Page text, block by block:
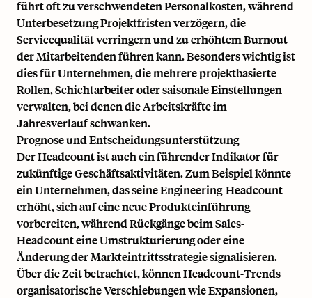
führt oft zu verschwendeten Personalkosten, während
Unterbesetzung Projektfristen verzögern, die
Servicequalität verringern und zu erhöhtemBurnout
der Mitarbeitenden führen kann. Besonders wichtig ist
dies für Unternehmen, die mehrere projektbasierte
Rollen, Schichtarbeiter oder saisonale Einstellungen
verwalten, bei denen die Arbeitskräfte im
Jahresverlauf schwanken.
Prognose und Entscheidungsunterstützung
Der Headcount ist auch ein führender Indikator für
zukünftige Geschäftsaktivitäten. Zum Beispiel könnte
ein Unternehmen, das seine Engineering-Headcount
erhöht, sich auf eine neue Produkteinführung
vorbereiten, während Rückgänge beim Sales-
Headcount eine Umstrukturierung oder eine
Änderung der Markteintrittsstrategie signalisieren.
Über die Zeit betrachtet, können Headcount-Trends
organisatorische Verschiebungen wie Expansionen,